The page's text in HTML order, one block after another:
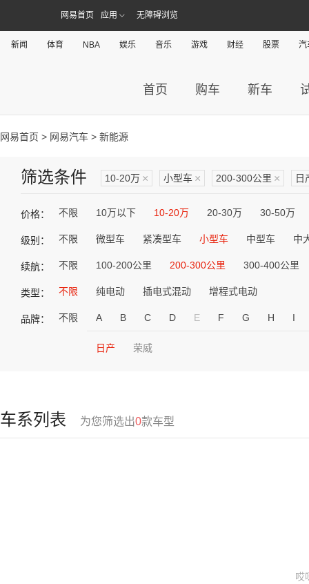
网易首页 应用 无障碍浏览
新闻 体育 NBA 娱乐 音乐 游戏 财经 股票 汽
首页 购车 新车
网易首页 > 网易汽车 > 新能源
筛选条件 10-20万 × 小型车 × 200-300公里 × 日
价格： 不限 10万以下 10-20万 20-30万 30-50万
级别： 不限 微型车 紧凑型车 小型车 中型车 中
续航： 不限 100-200公里 200-300公里 300-400公里
类型： 不限 纯电动 插电式混动 增程式电动
品牌： 不限 A B C D E F G H I
日产 荣威
车系列表 为您筛选出0款车型
哎